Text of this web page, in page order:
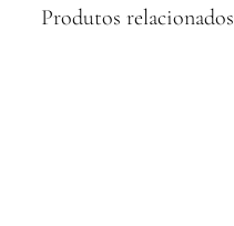
Produtos relacionados